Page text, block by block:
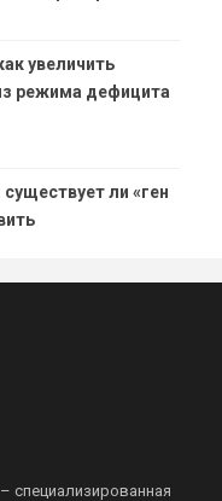
увеличить
режима дефицита
ли «ген
специализированная